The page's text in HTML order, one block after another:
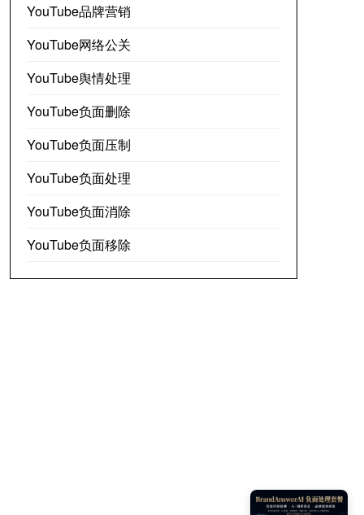
YouTube品牌营销
YouTube网络公关
YouTube舆情处理
YouTube负面删除
YouTube负面压制
YouTube负面处理
YouTube负面消除
YouTube负面移除